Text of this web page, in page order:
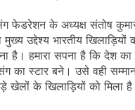
फेडरेशन के अध्यक्ष संतोष
उद्देश्य भारतीय खिलाड़ियों
है। हमारा सपना है कि देश का
का स्टार बने। उसे वही
खेलों के खिलाड़ियों को मिला